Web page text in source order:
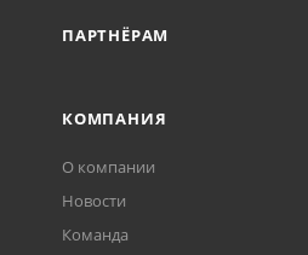
ПАРТНЁРАМ
КОМПАНИЯ
О компании
Новости
Команда